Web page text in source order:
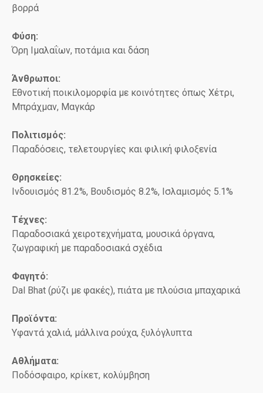
βορρά
Φύση:
Όρη Ιμαλαΐων, ποτάμια και δάση
Άνθρωποι:
Εθνοτική ποικιλομορφία με κοινότητες όπως Χέτρι,
Μπράχμαν, Μαγκάρ
Πολιτισμός:
Παραδόσεις, τελετουργίες και φιλική φιλοξενία
Θρησκείες:
Ινδουισμός 81.2%, Βουδισμός 8.2%, Ισλαμισμός 5.1%
Τέχνες:
Παραδοσιακά χειροτεχνήματα, μουσικά όργανα,
ζωγραφική με παραδοσιακά σχέδια
Φαγητό:
Dal Bhat (ρύζι με φακές), πιάτα με πλούσια μπαχαρικά
Προϊόντα:
Υφαντά χαλιά, μάλλινα ρούχα, ξυλόγλυπτα
Αθλήματα:
Ποδόσφαιρο, κρίκετ, κολύμβηση